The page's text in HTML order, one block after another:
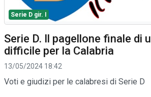
Serie D gir. I
Serie D. Il pagellone finale di
difficile per la Calabria
13/05/2024 18:42
Voti e giudizi per le calabresi di Serie D